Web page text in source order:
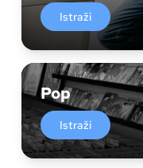
Istraži
Pop
Istraži